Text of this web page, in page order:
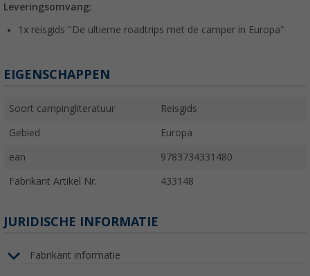
Leveringsomvang:
1x reisgids "De ultieme roadtrips met de camper in Europa"
EIGENSCHAPPEN
Soort campingliteratuur Reisgids
Gebied Europa
ean 9783734331480
Fabrikant Artikel Nr. 433148
JURIDISCHE INFORMATIE
Fabrikant informatie